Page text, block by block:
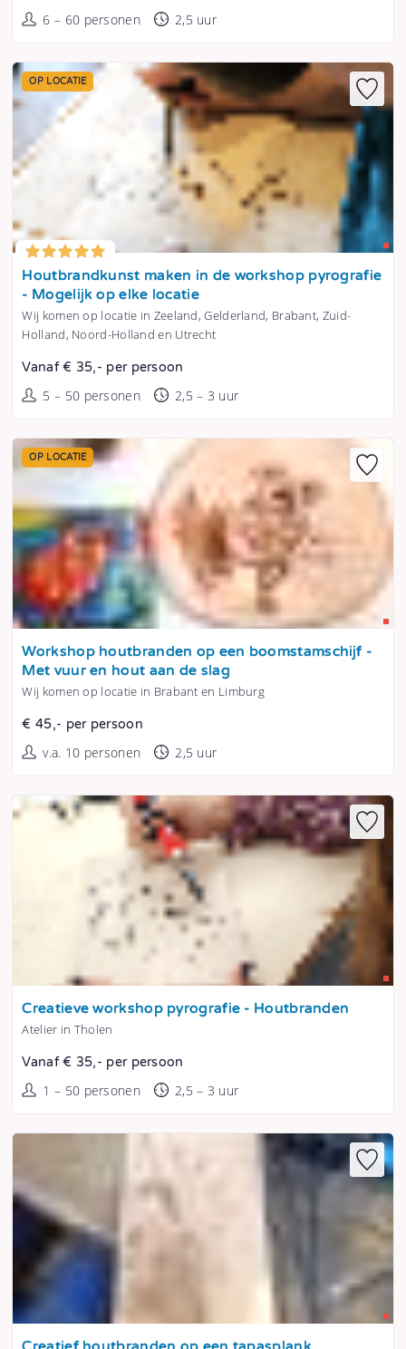
6 – 60 personen 2,5 uur
Tonen
OP LOCATIE
Houtbrandkunst maken in de workshop pyrografie
- Mogelijk op elke locatie
Wij komen op locatie in Zeeland, Gelderland, Brabant, Zuid-
Holland, Noord-Holland en Utrecht
Vanaf € 35,- per persoon
5 – 50 personen 2,5 – 3 uur
Tonen
OP LOCATIE
Workshop houtbranden op een boomstamschijf -
Met vuur en hout aan de slag
Wij komen op locatie in Brabant en Limburg
€ 45,- per persoon
v.a. 10 personen 2,5 uur
Tonen
Creatieve workshop pyrografie - Houtbranden
Atelier in Tholen
Vanaf € 35,- per persoon
1 – 50 personen 2,5 – 3 uur
Tonen